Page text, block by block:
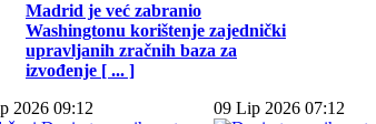
Madrid je već zabranio
Washingtonu korištenje zajednički
upravljanih zračnih baza za
izvođenje [ ... ]
2026 09:12 09 Lip 2026 07:12